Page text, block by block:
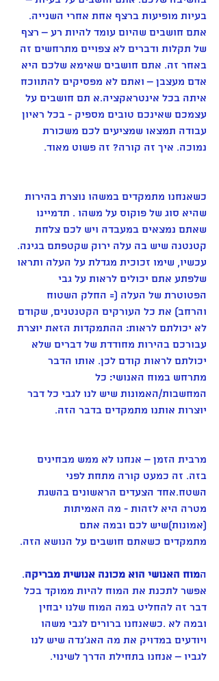
בעיות מופיעות ברצף אחת אחרי השנייה.
אתם חושבים שהיום עומד להיות רע – רצף
של תקלות ודברים לא צפויים מתרחשים זה
באחר זה. אתם חושבים שאימא שלכם היא
אדם מעצבן – ואתם לא מפסיקים להתווכח
איתה בכל אינטראקציה.א תם חושבים על
עצמכם שאינכם טובים מספיק - בכל ראיון
עבודה תמצאו שמציעים לכם משכורת
נמוכה. איך זה קורה? זה פשוט מאוד.
כשאנחנו מתמקדים במשהו נוצרת בהירות
שהיא סוג של פוקוס על משהו . תדמיינו
שאתם נמצאים במעבדה ויש לכם צלחת
קטנטנה שיש בה עלה ירוק שקטפתם בגינה.
עכשיו, שימו זכוכית מגדלת על העלה ותראו
שלפתע אתם יכולים לראות על גבי
הפטוטרת של העלה (= החלק השטוח
והרחב) את כל העורקים הקטנטנים, שקודם
לא יכולתם לראות: ההתמקדות הזאת יוצרת
עבורכם בהירות מחודדת של דברים שלא
יכולתם לראות קודם לכן. אותו הדבר
מתרחש במוח האנושי: כל
המחשבות/האמונות שיש לנו לגבי כל דבר
יוצרות אותנו מתמקדים בדבר הזה.
מרבית הזמן – אנחנו לא ממש מבחינים
בזה. זה כמעט קורה מתחת לפני
השטח.אחד הצעדים הראשונים בהשגת
מטרה היא לזהות - מה האמיתות
(אמונות)שיש לכם ובמה אתם
מתמקדים כשאתם חושבים על הנושא הזה.
המוח האנושי הוא מכונה אנושית מבריקה.
אפשר לתכנת את המוח להיות ממוקד בכל
דבר זה להחליט במה המוח שלנו יבחין
ובמה לא .כשאנחנו ברורים לגבי משהו
ויודעים במדויק את מה האג'נדה שיש לנו
לגביו – אנחנו בתחילת הדרך לשינוי.